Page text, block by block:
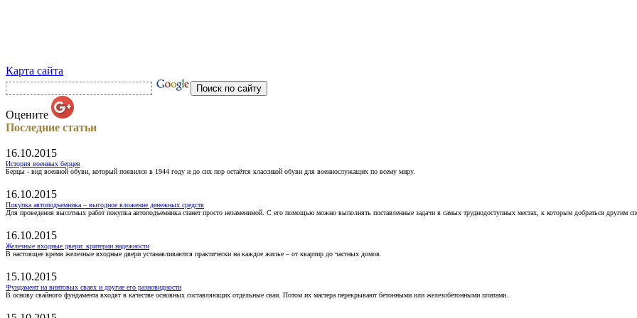
Карта сайта
Оцените
Последние статьи
16.10.2015
История военных берцев
Берцы - вид военной обуви, который появился в 1944 году и до сих пор остаётся классикой обуви для военнослужащих по всему миру.
16.10.2015
Покупка автоподъемника – выгодное вложение денежных средств
Для проведения высотных работ покупка автоподъемника станет просто незаменимой. С его помощью можно выполнять поставленные задачи в самых труднодоступных местах, к которым добраться другим
16.10.2015
Железные входные двери: критерии надежности
В настоящее время железные входные двери устанавливаются практически на каждое жилье – от квартир до частных домов.
15.10.2015
Фундамент на винтовых сваях и другие его разновидности
В основу свайного фундамента входят в качестве основных составляющих отдельные сваи. Потом их мастера перекрывают бетонными или железобетонными плитами.